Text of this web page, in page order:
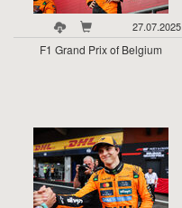
27.07.2025
F1 Grand Prix of Belgium